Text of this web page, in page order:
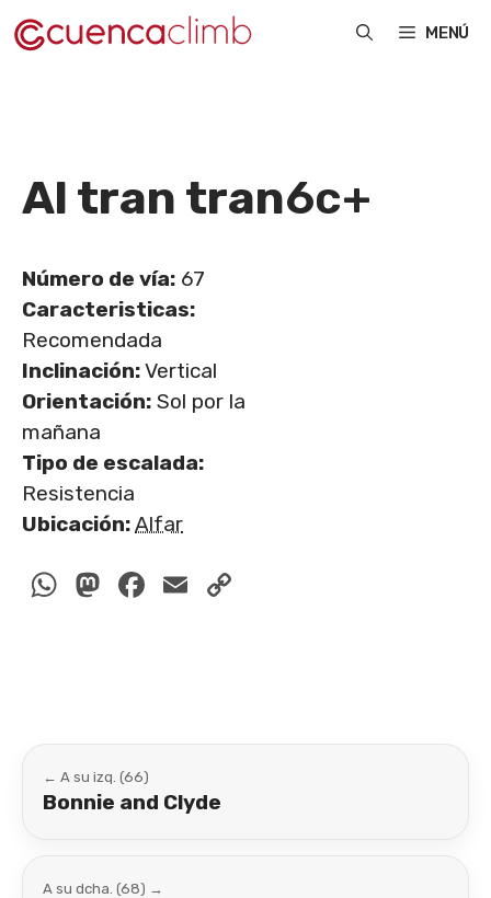
Saltar
al
MENÚ
Al tran tran6c+
Número de vía: 67
Caracteristicas:
Recomendada
Inclinación:Vertical
Orientación: Sol por la
mañana
Tipo de escalada:
Resistencia
Ubicación:Alfar
WhatsApp
Mastodon
Facebook
Email
← A su izq. (66)
Bonnie and Clyde
A su dcha. (68) →